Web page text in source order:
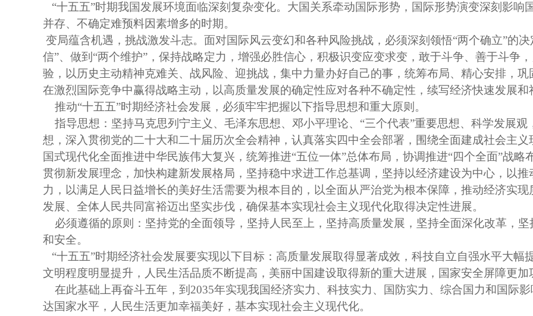
“十五五”时期我国发展环境面临深刻复杂变化。大国关系牵动国际形势，国际形势演变深刻影
并存、不确定难预料因素增多的时期。
变局蕴含机遇，挑战激发斗志。面对国际风云变幻和各种风险挑战，必须深刻领悟“两个确立”的
信”、做到“两个维护”，保持战略定力，增强必胜信心，积极识变应变求变，敢于斗争、善于斗争
验，以历史主动精神克难关、战风险、迎挑战，集中力量办好自己的事，统筹布局、精心安排，
在激烈国际竞争中赢得战略主动，以高质量发展的确定性应对各种不确定性，续写经济快速发展
推动“十五五”时期经济社会发展，必须牢牢把握以下指导思想和重大原则。
指导思想：坚持马克思列宁主义、毛泽东思想、邓小平理论、 “三个代表”重要思想、科学发展
想，深入贯彻党的二十大和二十届历次全会精神，认真落实四中全会部署，围绕全面建成社会主
国式现代化全面推进中华民族伟大复兴，统筹推进“五位一体”总体布局，协调推进“四个全面”战
贯彻新发展理念，加快构建新发展格局，坚持稳中求进工作总基调，坚持以经济建设为中心，以
力，以满足人民日益增长的美好生活需要为根本目的，以全面从严治党为根本保障，推动经济实
发展、全体人民共同富裕迈出坚实步伐，确保基本实现社会主义现代化取得决定性进展。
必须遵循的原则：坚持党的全面领导，坚持人民至上，坚持高质量发展，坚持全面深化改革，
和安全。
“十五五”时期经济社会发展要实现以下目标：高质量发展取得显著成效，科技自立自强水平大
文明程度明显提升，人民生活品质不断提高，美丽中国建设取得新的重大进展，国家安全屏障更加
在此基础上再奋斗五年，到 2035年实现我国经济实力、科技实力、国防实力、综合国力和国际
达国家水平，人民生活更加幸福美好，基本实现社会主义现代化。